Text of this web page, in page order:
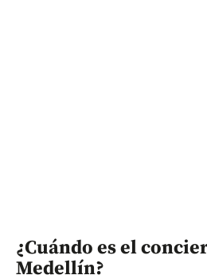
¿Cuándo es el
Medellín?